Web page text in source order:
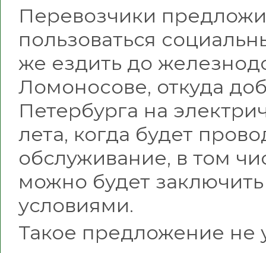
Перевозчики
пользоваться
же ездить до
Ломоносове, откуда
Петербурга на
лета, когда будет
обслуживание, в том
можно будет
условиями.
Такое предложение не